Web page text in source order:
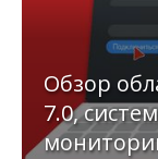
Обзор
7.0,